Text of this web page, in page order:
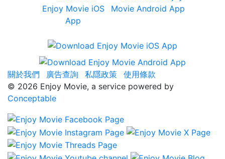
關於我們 廣告查詢 私隱政策
使用條款
© 2026 Enjoy Movie, a service powered by
Conceptable